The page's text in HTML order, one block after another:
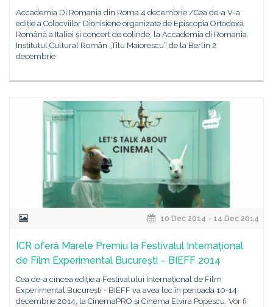
Accademia Di Romania din Roma 4 decembrie /Cea de-a V-a
ediţie a Colocviilor Dionisiene organizate de Episcopia Ortodoxă
Română a Italiei şi concert de colinde, la Accademia di Romania.
Institutul Cultural Român „Titu Maiorescu“ de la Berlin 2
decembrie
10 Dec 2014 - 14 Dec 2014
ICR oferă Marele Premiu la Festivalul Internațional
de Film Experimental București – BIEFF 2014
Cea de-a cincea ediție a Festivalului Internațional de Film
Experimental București - BIEFF va avea loc în perioada 10-14
decembrie 2014, la CinemaPRO și Cinema Elvira Popescu. Vor fi